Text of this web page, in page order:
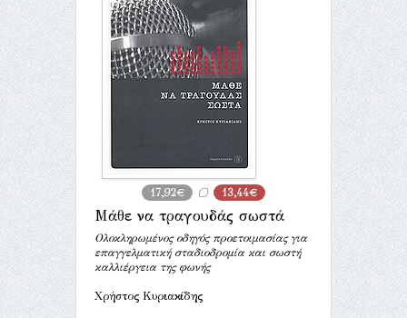
17,92€ 13,44€
Μάθε να τραγουδάς σωστά
Ολοκληρωμένος οδηγός προετοιμασίας για
επαγγελματική σταδιοδρομία και σωστή
καλλιέργεια της φωνής
Χρήστος Κυριακίδης